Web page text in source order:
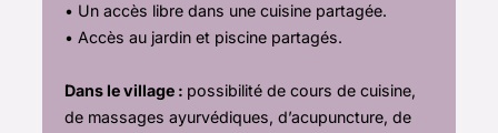
• Un accès libre dans une cuisine partagée.
• Accès au jardin et piscine partagés.
Dans le village : possibilité de cours de cuisine,
de massages ayurvédiques, d’acupuncture, de